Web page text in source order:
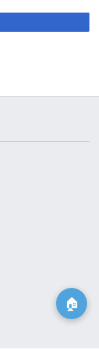
🏠